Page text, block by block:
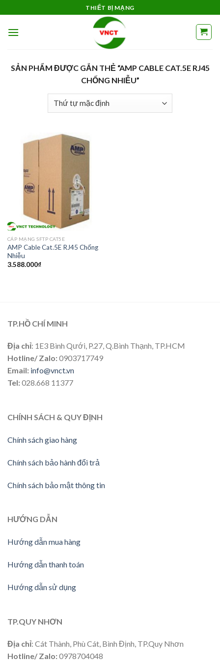
to
content
THIẾT BỊ MẠNG
SẢN PHẨM ĐƯỢC GẮN THẺ “AMP CABLE CAT.5E RJ45
CHỐNG NHIỄU”
CÁP MẠNG SFTP CAT5E
AMP Cable Cat.5E RJ45 Chống
Nhiễu
3.588.000₫
TP.HỒ CHÍ MINH
Địa chỉ: 1E3 Bình Qưới, P.27, Q.Bình Thạnh, TP.HCM
Hotline/ Zalo:0903717749
Email: info@vnct.vn
Tel:028.668 11377
CHÍNH SÁCH & QUY ĐỊNH
Chính sách giao hàng
Chính sách bảo hành đổi trả
Chính sách bảo mật thông tin
HƯỚNG DẪN
Hướng dẫn mua hàng
Hướng dẫn thanh toán
Hướng dẫn sử dụng
TP.QUY NHƠN
Địa chỉ: Cát Thành, Phù Cát, Bình Định, TP.Quy Nhơn
Hotline/ Zalo:0978704048